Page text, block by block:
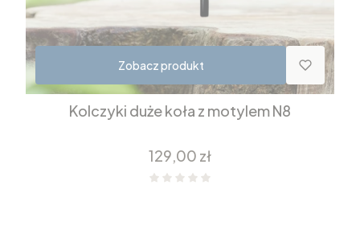
Zobacz produkt
Kolczyki duże koła z motylem N8
Cena
129,00 zł